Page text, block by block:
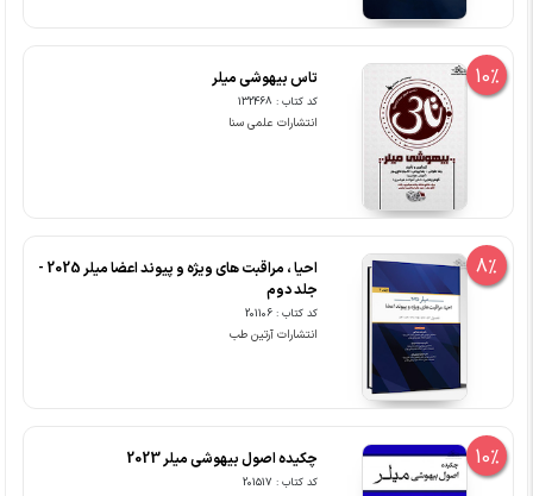
10% تاس بیهوشی میلر
کد کتاب : 132468
انتشارات علمی سنا
8%
احیا ، مراقبت های ویژه و پیوند اعضا میلر 2025 -
جلد دوم
کد کتاب : 201106
انتشارات آرتین طب
10% چکیده اصول بیهوشی میلر 2023
کد کتاب : 201517